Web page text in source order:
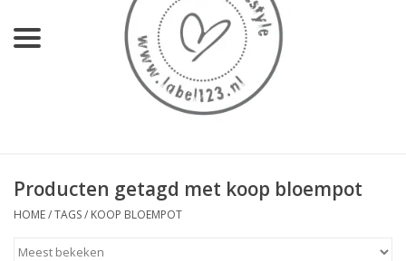
KEUKEN
LIFESTYLE
MEUBELS
Producten getagd met koop bloempot
HOME/TAGS/ KOOP BLOEMPOT